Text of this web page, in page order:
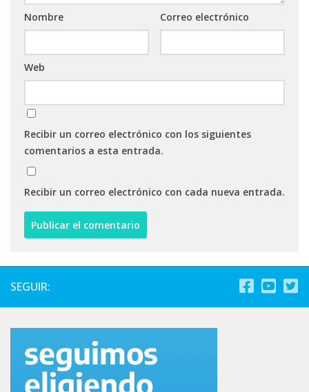
Nombre Correo electrónico
Web
Recibir un correo electrónico con los siguientes
comentarios a esta entrada.
Recibir un correo electrónico con cada nueva entrada.
SEGUIR: